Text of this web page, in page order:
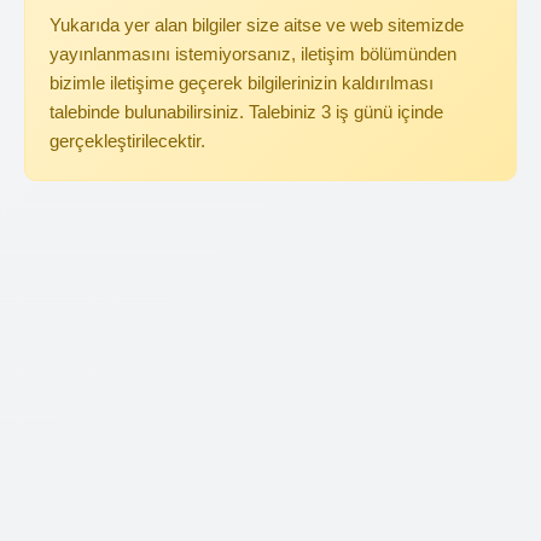
Yukarıda yer alan bilgiler size aitse ve web sitemizde
yayınlanmasını istemiyorsanız, iletişim bölümünden
bizimle iletişime geçerek bilgilerinizin kaldırılması
talebinde bulunabilirsiniz. Talebiniz 3 iş günü içinde
gerçekleştirilecektir.